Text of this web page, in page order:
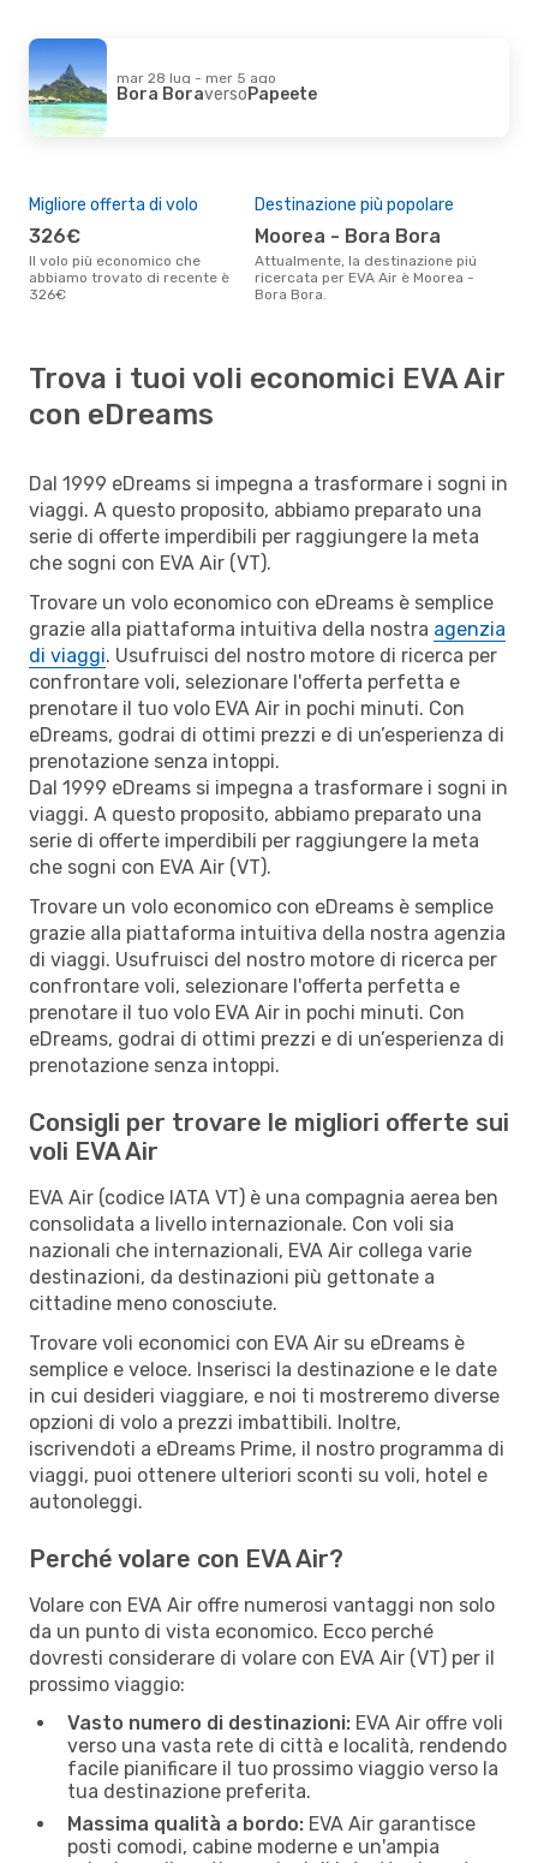
mar 28 lug - mer 5 ago
Bora BoraversoPapeete
Migliore offerta di volo
326€
Il volo più economico che
abbiamo trovato di recente è
326€
Destinazione più popolare
Moorea - Bora Bora
Attualmente, la destinazione piú
ricercata per EVA Air è Moorea -
Bora Bora.
Trova i tuoi voli economici EVA Air
con eDreams
Dal 1999 eDreams si impegna a trasformare i sogni in
viaggi. A questo proposito, abbiamo preparato una
serie di offerte imperdibili per raggiungere la meta
che sogni con EVA Air (VT).
Trovare un volo economico con eDreams è semplice
grazie alla piattaforma intuitiva della nostra agenzia
di viaggi. Usufruisci del nostro motore di ricerca per
confrontare voli, selezionare l'offerta perfetta e
prenotare il tuo volo EVA Air in pochi minuti. Con
eDreams, godrai di ottimi prezzi e di un’esperienza di
prenotazione senza intoppi.
Dal 1999 eDreams si impegna a trasformare i sogni in
viaggi. A questo proposito, abbiamo preparato una
serie di offerte imperdibili per raggiungere la meta
che sogni con EVA Air (VT).
Trovare un volo economico con eDreams è semplice
grazie alla piattaforma intuitiva della nostra agenzia
di viaggi. Usufruisci del nostro motore di ricerca per
confrontare voli, selezionare l'offerta perfetta e
prenotare il tuo volo EVA Air in pochi minuti. Con
eDreams, godrai di ottimi prezzi e di un’esperienza di
prenotazione senza intoppi.
Consigli per trovare le migliori offerte sui
voli EVA Air
EVA Air (codice IATA VT) è una compagnia aerea ben
consolidata a livello internazionale. Con voli sia
nazionali che internazionali, EVA Air collega varie
destinazioni, da destinazioni più gettonate a
cittadine meno conosciute.
Trovare voli economici con EVA Air su eDreams è
semplice e veloce. Inserisci la destinazione e le date
in cui desideri viaggiare, e noi ti mostreremo diverse
opzioni di volo a prezzi imbattibili. Inoltre,
iscrivendoti a eDreams Prime, il nostro programma di
viaggi, puoi ottenere ulteriori sconti su voli, hotel e
autonoleggi.
Perché volare con EVA Air?
Volare con EVA Air offre numerosi vantaggi non solo
da un punto di vista economico. Ecco perché
dovresti considerare di volare con EVA Air (VT) per il
prossimo viaggio:
Vasto numero di destinazioni: EVA Air offre voli
verso una vasta rete di città e località, rendendo
facile pianificare il tuo prossimo viaggio verso la
tua destinazione preferita.
Massima qualità a bordo: EVA Air garantisce
posti comodi, cabine moderne e un'ampia